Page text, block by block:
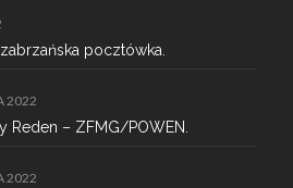
pocztówka.
2022
Reden – ZFMG/POWEN.
2022